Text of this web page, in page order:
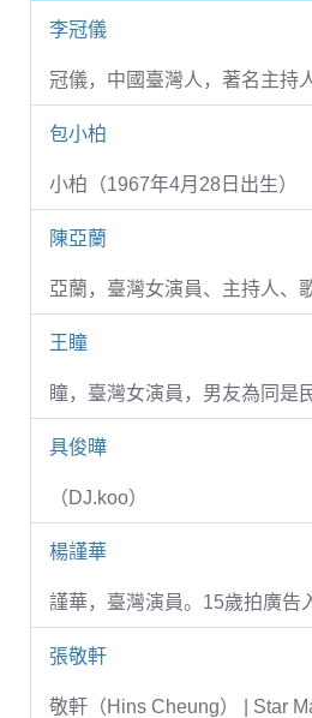
李冠儀
冠儀，中國臺灣人，著名主持
包小柏
小柏（1967年4月28日出生）
陳亞蘭
亞蘭，臺灣女演員、主持人、
王瞳
瞳，臺灣女演員，男友為同是
具俊曄
（DJ.koo）
楊謹華
謹華，臺灣演員。15歲拍廣告
張敬軒
敬軒（Hins Cheung） | Star